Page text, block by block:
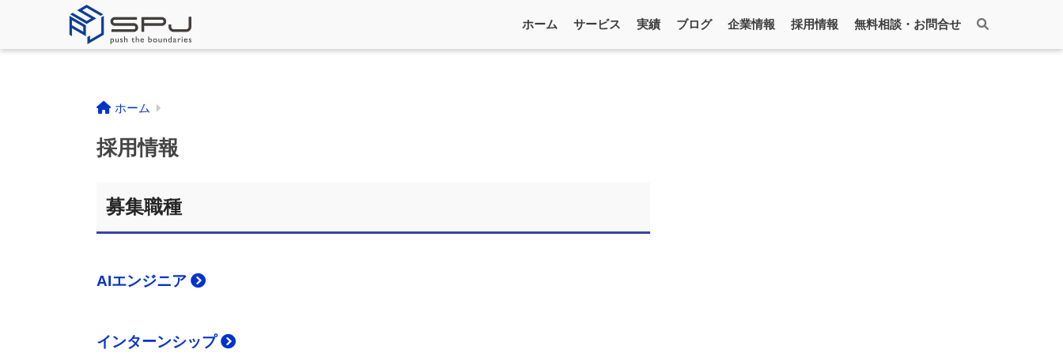
ホーム サービス 実績 ブログ 企業情報 採用情報 無料相談・お問合せ
ホーム
採用情報
募集職種
AIエンジニア
インターンシップ